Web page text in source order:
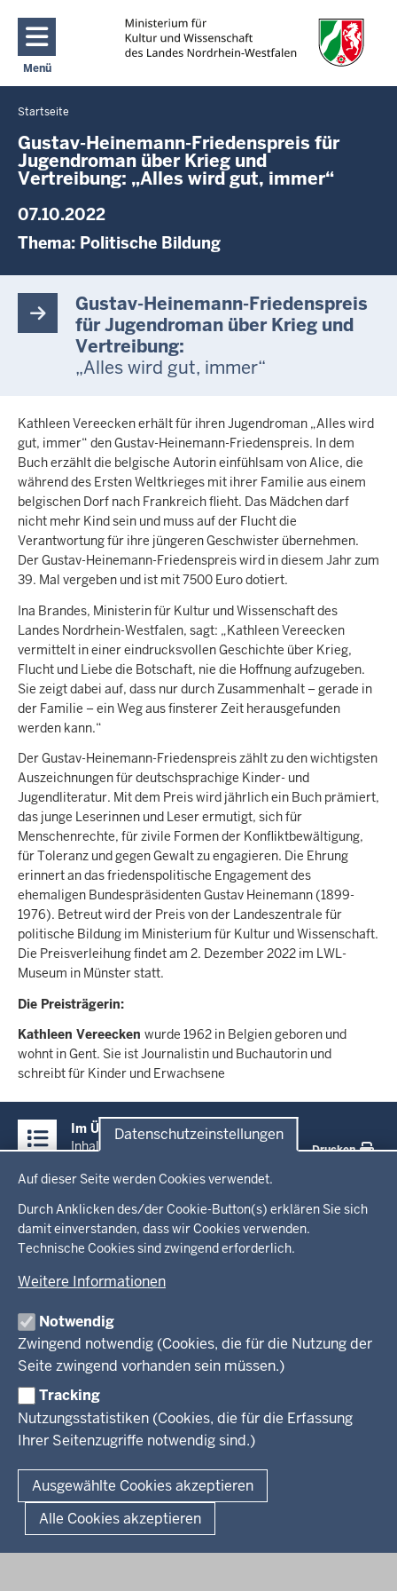
Datenschutzeinstellungen
Auf dieser Seite werden Cookies verwendet.
Durch Anklicken des/der Cookie-Button(s) erklären Sie sich
damit einverstanden, dass wir Cookies verwenden.
Technische Cookies sind zwingend erforderlich.
Weitere Informationen
Notwendig
Zwingend notwendig (Cookies, die für die Nutzung der
Seite zwingend vorhanden sein müssen.)
Tracking
Nutzungsstatistiken (Cookies, die für die Erfassung
Ihrer Seitenzugriffe notwendig sind.)
Ausgewählte Cookies akzeptieren
Alle Cookies akzeptieren
Direkt zum Inhalt
Menü
Navigation aktivieren/deaktivieren: Main Menu
Sie
befinden
sich
hier
Startseite
Gustav-Heinemann-Friedenspreis für
Jugendroman über Krieg und
Vertreibung: „Alles wird gut, immer“
07.10.2022
Thema: Politische Bildung
Gustav-Heinemann-Friedenspreis
für Jugendroman über Krieg und
Vertreibung:
„Alles wird gut, immer“
Kathleen Vereecken erhält für ihren Jugendroman „Alles wird
gut, immer“ den Gustav-Heinemann-Friedenspreis. In dem
Buch erzählt die belgische Autorin einfühlsam von Alice, die
während des Ersten Weltkrieges mit ihrer Familie aus einem
belgischen Dorf nach Frankreich flieht. Das Mädchen darf
nicht mehr Kind sein und muss auf der Flucht die
Verantwortung für ihre jüngeren Geschwister übernehmen.
Der Gustav-Heinemann-Friedenspreis wird in diesem Jahr zum
39. Mal vergeben und ist mit 7500 Euro dotiert.
Ina Brandes, Ministerin für Kultur und Wissenschaft des
Landes Nordrhein-Westfalen, sagt: „Kathleen Vereecken
vermittelt in einer eindrucksvollen Geschichte über Krieg,
Flucht und Liebe die Botschaft, nie die Hoffnung aufzugeben.
Sie zeigt dabei auf, dass nur durch Zusammenhalt – gerade in
der Familie – ein Weg aus finsterer Zeit herausgefunden
werden kann.“
Der Gustav-Heinemann-Friedenspreis zählt zu den wichtigsten
Auszeichnungen für deutschsprachige Kinder- und
Jugendliteratur. Mit dem Preis wird jährlich ein Buch prämiert,
das junge Leserinnen und Leser ermutigt, sich für
Menschenrechte, für zivile Formen der Konfliktbewältigung,
für Toleranz und gegen Gewalt zu engagieren. Die Ehrung
erinnert an das friedenspolitische Engagement des
ehemaligen Bundespräsidenten Gustav Heinemann (1899-
1976). Betreut wird der Preis von der Landeszentrale für
politische Bildung im Ministerium für Kultur und Wissenschaft.
Die Preisverleihung findet am 2. Dezember 2022 im LWL-
Museum in Münster statt.
Die Preisträgerin:
Kathleen Vereecken wurde 1962 in Belgien geboren und
wohnt in Gent. Sie ist Journalistin und Buchautorin und
schreibt für Kinder und Erwachsene
Inhalte
Im Überblick
Inhalt
Drucken
Menü
in
der
Fußzeile
Startseite
Ministerium
Leitung des Hauses
Organisation
Arbeitgeber Ministerium
Rechtsgrundlagen
Kultur
Wissenschaft, Forschung, Lehre und Studium
Presse
Service
Kontakt
Fußzeile
Datenschutz Erklärung zur Barrierefreiheit